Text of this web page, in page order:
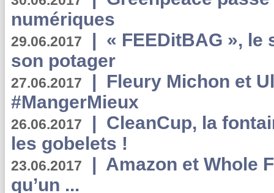
numériques
29.06.2017 | « FEEDitBAG », le
son potager
27.06.2017 | Fleury Michon et
#MangerMieux
26.06.2017 | CleanCup, la
les gobelets !
23.06.2017 | Amazon et Whole
qu’un ...